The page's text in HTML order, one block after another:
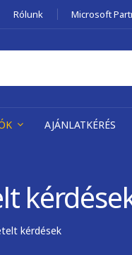
Rólunk Microsoft
AJÁNLATKÉRÉS
kérdések